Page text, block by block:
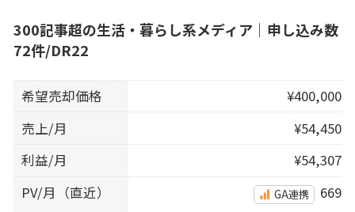
300記事超の生活・暮らし系メディア｜申し込み数
72件/DR22
希望売却価格
¥400,000
売上/月
¥54,450
利益/月
¥54,307
PV/月（直近）
GA連携 669